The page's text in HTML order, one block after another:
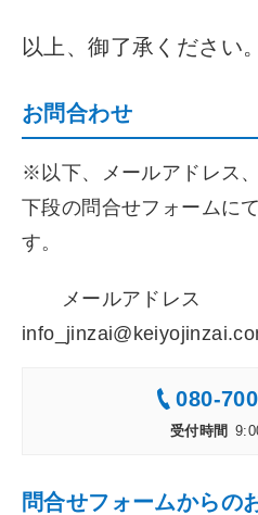
以上、御了承ください。
お問合わせ
※以下、メールアドレス
下段の問合せフォームに
す。
メールアドレス
080-
受付時間
問合せフォームからの